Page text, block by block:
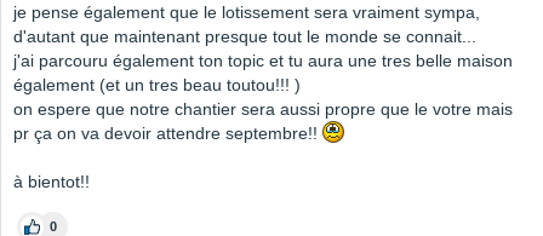
je pense également que le lotissement sera vraiment sympa,
d'autant que maintenant presque tout le monde se connait...
j'ai parcouru également ton topic et tu aura une tres belle maison
également (et un tres beau toutou!!! )
on espere que notre chantier sera aussi propre que le votre mais
pr ça on va devoir attendre septembre!!
à bientot!!
0